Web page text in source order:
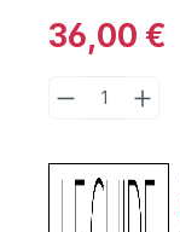
36,00 €